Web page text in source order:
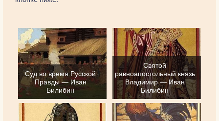
Суд во время Русской
Правды — Иван
Билибин
Святой
равноапостольный князь
Владимир — Иван
Билибин